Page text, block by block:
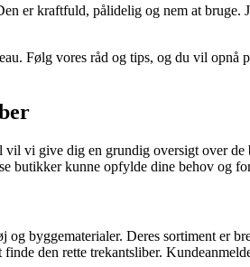
er kraftfuld, pålidelig og nem at bruge.
Følg vores råd og tips, og du vil opnå
vi give dig en grundig oversigt over
butikker kunne opfylde dine behov og
byggematerialer. Deres sortiment er
den rette trekantsliber.